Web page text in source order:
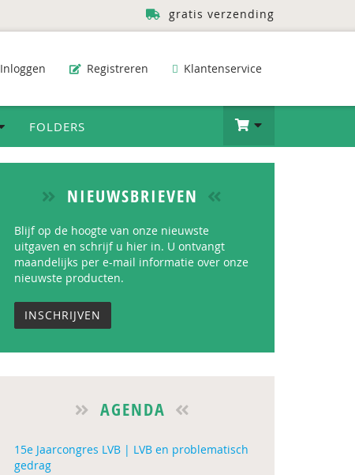
gratis verzending
Inloggen Registreren Klantenservice
FOLDERS
NIEUWSBRIEVEN
Blijf op de hoogte van onze nieuwste
uitgaven en schrijf u hier in. U ontvangt
maandelijks per e-mail informatie over onze
nieuwste producten.
INSCHRIJVEN
AGENDA
15e Jaarcongres LVB | LVB en problematisch
gedrag